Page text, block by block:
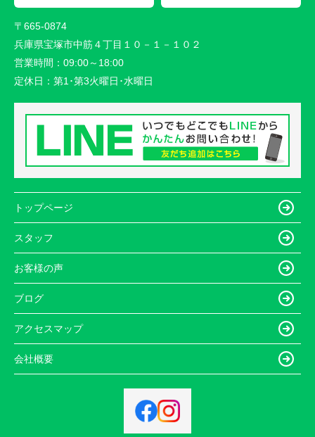
〒665-0874
兵庫県宝塚市中筋４丁目１０－１－１０２
営業時間： 09:00～18:00
定休日： 第1･第3火曜日･水曜日
トップページ
スタッフ
お客様の声
ブログ
アクセスマップ
会社概要